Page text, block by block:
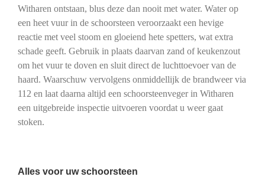
Witharen ontstaan, blus deze dan nooit met water. Water op
een heet vuur in de schoorsteen veroorzaakt een hevige
reactie met veel stoom en gloeiend hete spetters, wat extra
schade geeft. Gebruik in plaats daarvan zand of keukenzout
om het vuur te doven en sluit direct de luchttoevoer van de
haard. Waarschuw vervolgens onmiddellijk de brandweer via
112 en laat daarna altijd een schoorsteenveger in Witharen
een uitgebreide inspectie uitvoeren voordat u weer gaat
stoken.
Alles voor uw schoorsteen